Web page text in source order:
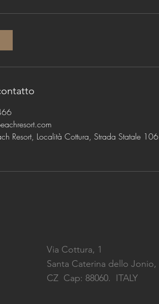
Resort, Località Cottura, Strada Statale
Via Cottura, 1
Santa Caterina dello Jonio,
CZ Cap: 88060. ITALY